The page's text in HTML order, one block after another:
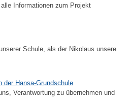
Informationen zum Projekt
Schule, als der Nikolaus unsere
der Hansa-Grundschule
Verantwortung zu übernehmen und